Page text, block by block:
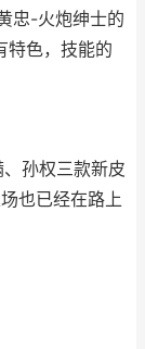
忠-火炮绅士的
特色，技能的
孙权三款新皮
也已经在路上